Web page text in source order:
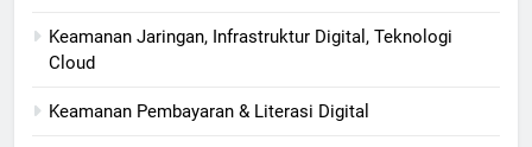
Keamanan Jaringan, Infrastruktur Digital, Teknologi
Cloud
Keamanan Pembayaran & Literasi Digital